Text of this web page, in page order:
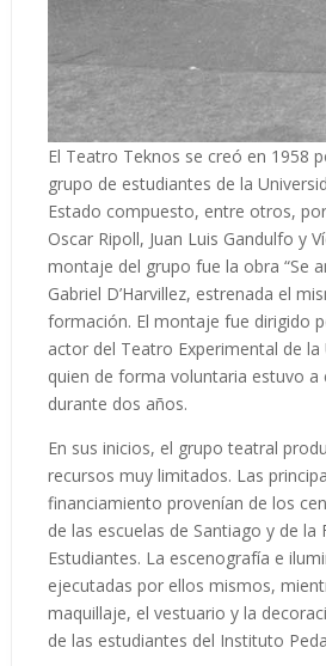
El Teatro Teknos se creó en 1958
grupo de estudiantes de la
Estado compuesto, entre otros,
Oscar Ripoll, Juan Luis Gandulfo y
montaje del grupo fue la obra “Se
Gabriel D’Harvillez, estrenada el
formación. El montaje fue dirigido
actor del Teatro Experimental de la
quien de forma voluntaria estuvo a
durante dos años.
En sus inicios, el grupo teatral
recursos muy limitados. Las
financiamiento provenían de los
de las escuelas de Santiago y de la
Estudiantes. La escenografía e
ejecutadas por ellos mismos,
maquillaje, el vestuario y la
de las estudiantes del Instituto